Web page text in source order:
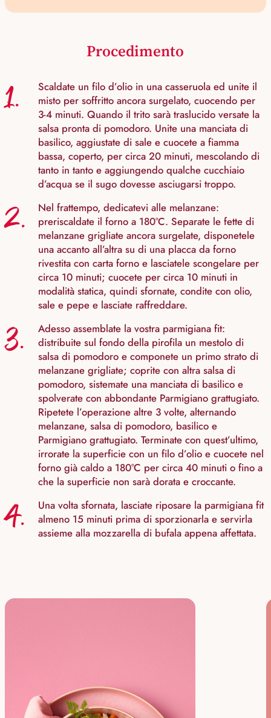
Procedimento
1.
Scaldate un filo d’olio in una casseruola ed unite il
misto per soffritto ancora surgelato, cuocendo per
3-4 minuti. Quando il trito sarà traslucido versate la
salsa pronta di pomodoro. Unite una manciata di
basilico, aggiustate di sale e cuocete a fiamma
bassa, coperto, per circa 20 minuti, mescolando di
tanto in tanto e aggiungendo qualche cucchiaio
d’acqua se il sugo dovesse asciugarsi troppo.
2.
Nel frattempo, dedicatevi alle melanzane:
preriscaldate il forno a 180°C. Separate le fette di
melanzane grigliate ancora surgelate, disponetele
una accanto all’altra su di una placca da forno
rivestita con carta forno e lasciatele scongelare per
circa 10 minuti; cuocete per circa 10 minuti in
modalità statica, quindi sfornate, condite con olio,
sale e pepe e lasciate raffreddare.
3.
Adesso assemblate la vostra parmigiana fit:
distribuite sul fondo della pirofila un mestolo di
salsa di pomodoro e componete un primo strato di
melanzane grigliate; coprite con altra salsa di
pomodoro, sistemate una manciata di basilico e
spolverate con abbondante Parmigiano grattugiato.
Ripetete l’operazione altre 3 volte, alternando
melanzane, salsa di pomodoro, basilico e
Parmigiano grattugiato. Terminate con quest’ultimo,
irrorate la superficie con un filo d’olio e cuocete nel
forno già caldo a 180°C per circa 40 minuti o fino a
che la superficie non sarà dorata e croccante.
4.
Una volta sfornata, lasciate riposare la parmigiana fit
almeno 15 minuti prima di sporzionarla e servirla
assieme alla mozzarella di bufala appena affettata.